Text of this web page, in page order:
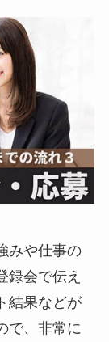
みや仕事の
録会で伝え
結果などが
で、非常に